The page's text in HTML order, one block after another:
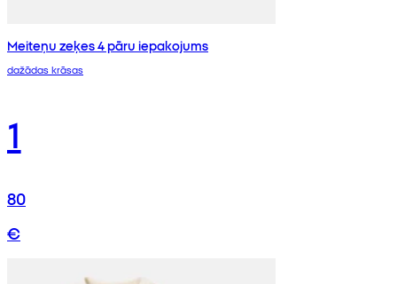
Meiteņu zeķes 4 pāru iepakojums
dažādas krāsas
1
80
€